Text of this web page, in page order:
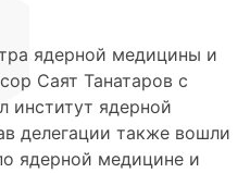
ядерной медицины и
Саят Танатаров с
институт ядерной
делегации также вошли
ядерной медицине и